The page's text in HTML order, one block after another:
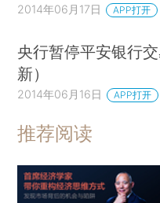
2014年06月17日 APP打开
央行暂停平安银行
新）
2014年06月16日 APP打开
推荐阅读